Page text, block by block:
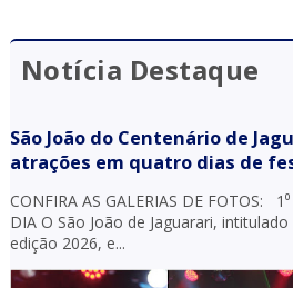
Notícia Destaque
São João do Centenário de
atrações em quatro dias de
CONFIRA AS GALERIAS DE FOTOS:
DIA O São João de Jaguarari,
edição 2026, e...